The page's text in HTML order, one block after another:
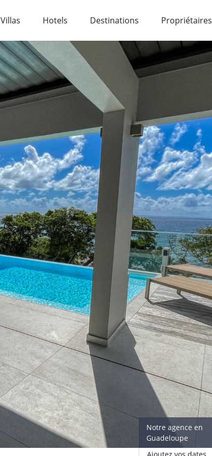
Villas Hotels Destinations Propriétaires
Notre agence en
Guadeloupe